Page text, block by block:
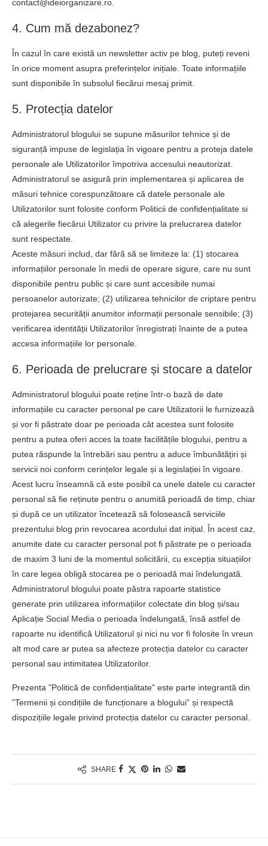
contact@ideiorganizare.ro.
4. Cum mă dezabonez?
În cazul în care există un newsletter activ pe blog, puteți reveni
în orice moment asupra preferințelor inițiale. Toate informațiile
sunt disponibile în subsolul fiecărui mesaj primit.
5. Protecția datelor
Administratorul blogului se supune măsurilor tehnice și de
siguranță impuse de legislația în vigoare pentru a proteja datele
personale ale Utilizatorilor împotriva accesului neautorizat.
Administratorul se asigură prin implementarea și aplicarea de
măsuri tehnice corespunzătoare că datele personale ale
Utilizatorilor sunt folosite conform Politicii de confidențialitate si
că alegerile fiecărui Utilizator cu privire la prelucrarea datelor
sunt respectate.
Aceste măsuri includ, dar fără să se limiteze la: (1) stocarea
informațiilor personale în medii de operare sigure, care nu sunt
disponibile pentru public și care sunt accesibile numai
persoanelor autorizate; (2) utilizarea tehnicilor de criptare pentru
protejarea securității anumitor informații personale sensibile; (3)
verificarea identității Utilizatorilor înregistrați înainte de a putea
accesa informațiile lor personale.
6. Perioada de prelucrare și stocare a datelor
Administratorul blogului poate reține într-o bază de date
informațiile cu caracter personal pe care Utilizatorii le furnizează
și vor fi păstrate doar pe perioada cât acestea sunt folosite
pentru a putea oferi acces la toate facilitățile blogului, pentru a
putea răspunde la întrebări sau pentru a aduce îmbunătățiri și
servicii noi conform cerințelor legale și a legislației în vigoare.
Acest lucru înseamnă că este posibil ca unele datele cu caracter
personal să fie reținute pentru o anumită perioadă de timp, chiar
și după ce un utilizator încetează să folosească serviciile
prezentului blog prin revocarea acordului dat inițial. În acest caz,
anumite date cu caracter personal pot fi păstrate pe o perioada
de maxim 3 luni de la momentul solicitării, cu excepția situațiilor
în care legea obligă stocarea pe o perioadă mai îndelungată.
Administratorul blogului poate păstra rapoarte statistice
generate prin utilizarea informațiilor colectate din blog și/sau
Aplicație Social Media o perioada îndelungată, însă astfel de
rapoarte nu identifică Utilizatorul și nici nu vor fi folosite în vreun
alt mod care ar putea sa afecteze protecția datelor cu caracter
personal sau intimitatea Utilizatorilor.
Prezenta ”Politică de confidențialitate” este parte integrantă din
”Termenii și condițiile de funcționare a blogului” și respectă
dispozițiile legale privind protecția datelor cu caracter personal.
SHARE